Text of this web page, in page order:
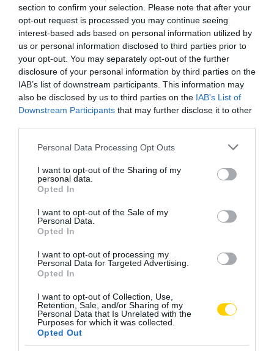
section to confirm your selection. Please note that after your
opt-out request is processed you may continue seeing
interest-based ads based on personal information utilized by
us or personal information disclosed to third parties prior to
your opt-out. You may separately opt-out of the further
disclosure of your personal information by third parties on the
IAB’s list of downstream participants. This information may
also be disclosed by us to third parties on the IAB’s List of
Downstream Participants that may further disclose it to other
Please note that this website/app uses one or more Google
not limited to your visit or usage behaviour. You may click to
grant or deny consent to Google and its third-party tags to
use your data for below specified purposes in below Google
consent section.
Personal Data Processing Opt Outs
I want to opt-out of the Sharing of my
personal data.
Opted In
I want to opt-out of the Sale of my
Personal Data.
Opted In
I want to opt-out of processing my
Personal Data for Targeted Advertising.
Opted In
I want to opt-out of Collection, Use,
Retention, Sale, and/or Sharing of my
Personal Data that Is Unrelated with the
Purposes for which it was collected.
Opted Out